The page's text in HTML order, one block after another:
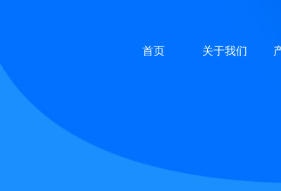
首页 关于我们